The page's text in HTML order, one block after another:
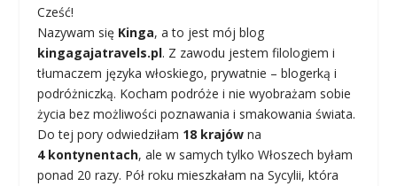
Cześć!
Nazywam się Kinga, a to jest mój blog
kingagajatravels.pl. Z zawodu jestem filologiem i
tłumaczem języka włoskiego, prywatnie – blogerką i
podróżniczką. Kocham podróże i nie wyobrażam sobie
życia bez możliwości poznawania i smakowania świata.
Do tej pory odwiedziłam 18 krajów na
4 kontynentach, ale w samych tylko Włoszech byłam
ponad 20 razy. Pół roku mieszkałam na Sycylii, która